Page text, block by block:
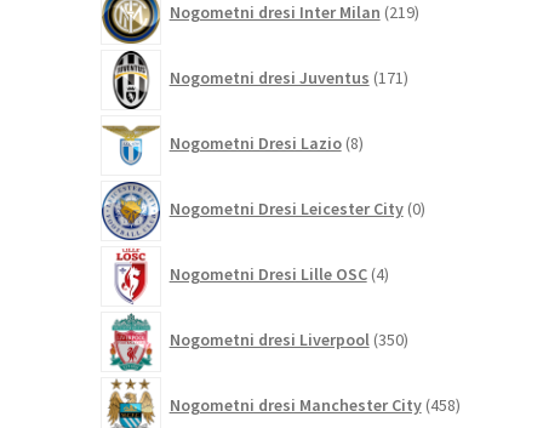
Nogometni dresi Inter Milan 219izdelkov
Nogometni dresi Juventus 171izdelkov
Nogometni Dresi Lazio 8izdelkov
Nogometni Dresi Leicester City 0izdelkov
Nogometni Dresi Lille OSC 4izdelki
Nogometni dresi Liverpool 350izdelkov
Nogometni dresi Manchester City 458izdelkov